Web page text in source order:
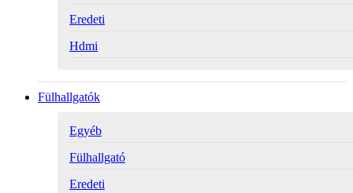
Eredeti
Hdmi
Fülhallgatók
Egyéb
Fülhallgató
Eredeti